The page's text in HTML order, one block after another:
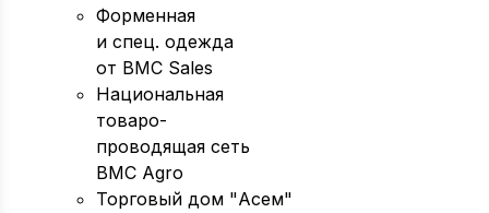
Форменная
и спец. одежда
от BMC Sales
Национальная
товаро-
проводящая сеть
BMC Agro
Торговый дом "Асем"